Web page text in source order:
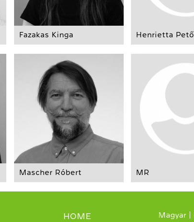
Fazakas Kinga Henrietta Pető
Mascher Róbert MR
HOME Magyar